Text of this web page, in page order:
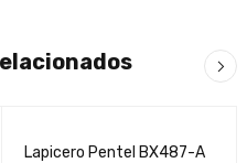
Lapicero Pentel BX487-A